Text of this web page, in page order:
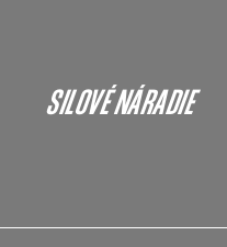
SILOVÉ NÁRADIE